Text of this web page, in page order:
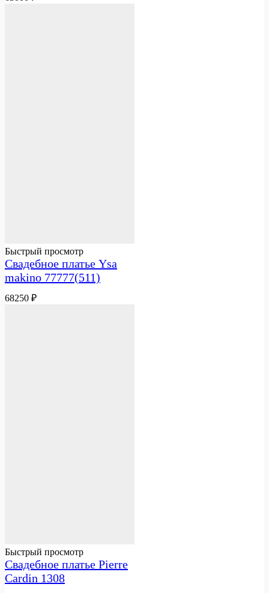
Быстрый просмотр
Свадебное платье Ysa
makino 77777(511)
68250 ₽
Быстрый просмотр
Свадебное платье Pierre
Cardin 1308